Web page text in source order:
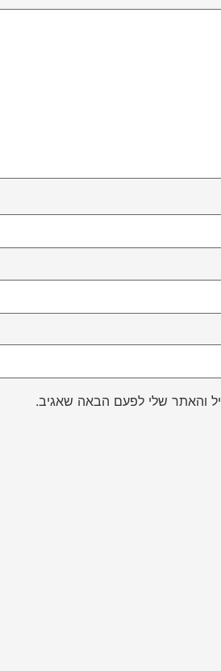
והאתר שלי לפעם הבאה שאגיב.